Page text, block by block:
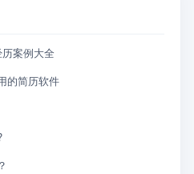
案例大全
的简历软件